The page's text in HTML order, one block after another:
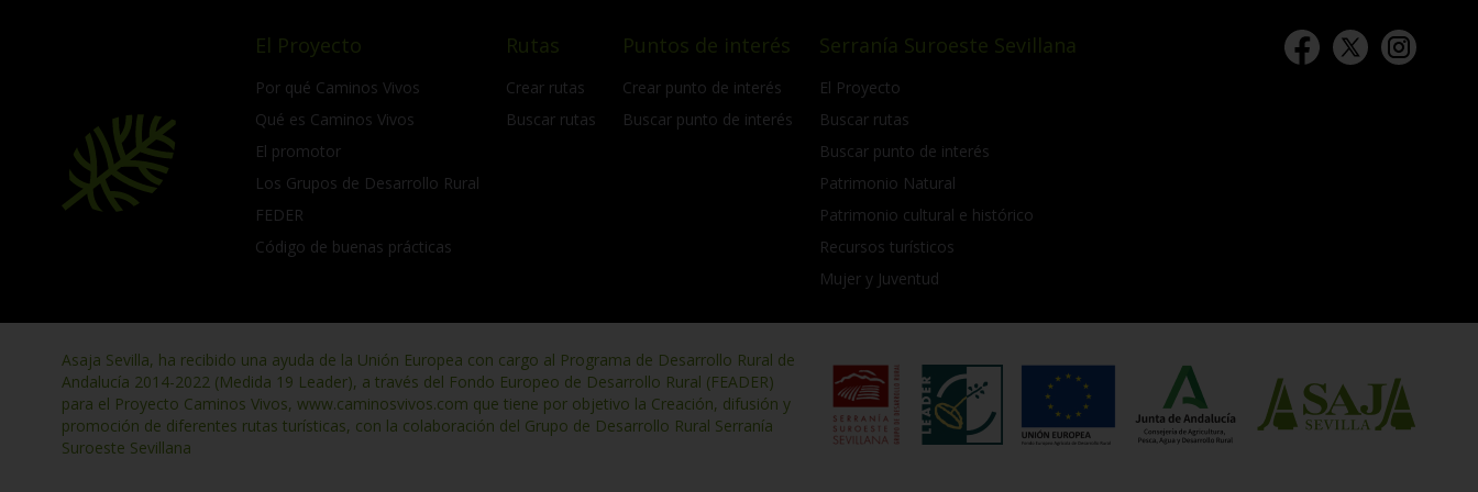
El Proyecto
Por qué Caminos Vivos
Qué es Caminos Vivos
El promotor
Los Grupos de Desarrollo Rural
FEDER
Código de buenas prácticas
Rutas
Crear rutas
Buscar rutas
Puntos de interés
Crear punto de interés
Buscar punto de interés
Serranía Suroeste Sevillana
El Proyecto
Buscar rutas
Buscar punto de interés
Patrimonio Natural
Patrimonio cultural e histórico
Recursos turísticos
Mujer y Juventud
Asaja Sevilla, ha recibido una ayuda de la Unión Europea con cargo al Programa de Desarrollo Rural de
Andalucía 2014-2022 (Medida 19 Leader), a través del Fondo Europeo de Desarrollo Rural (FEADER)
para el Proyecto Caminos Vivos, www.caminosvivos.com que tiene por objetivo la Creación, difusión y
promoción de diferentes rutas turísticas, con la colaboración del Grupo de Desarrollo Rural Serranía
Suroeste Sevillana